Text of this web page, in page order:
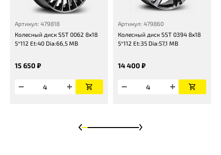
Артикул: 479818
Колесный диск SST 0062 8x18
5*112 Et:40 Dia:66,5 MB
15 650 ₽
Артикул: 479860
Колесный диск SST 0394 8x18
5*112 Et:35 Dia:57,1 MB
14 400 ₽